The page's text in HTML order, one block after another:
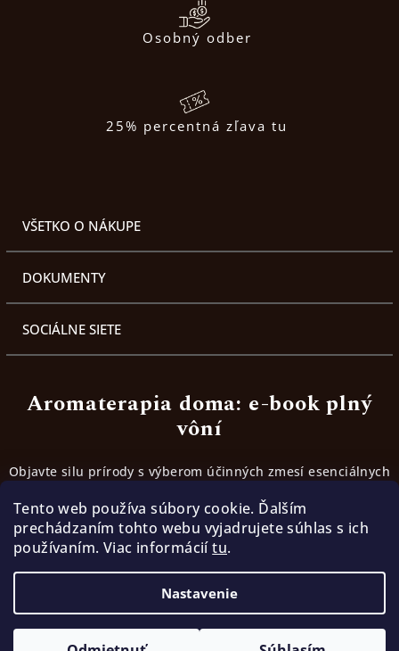
Tento web používa súbory cookie. Ďalším
prechádzaním tohto webu vyjadrujete súhlas s ich
používaním. Viac informáciítu.
Nastavenie
Osobný odber
25% percentná zľava tu
VŠETKO O NÁKUPE
DOKUMENTY
SOCIÁLNE SIETE
Aromaterapia doma: e-book plný
vôní
Objavte silu prírody s výberom účinných zmesí esenciálnych
Stiahnúť ebook
Copyright 2026TerraMia | Cesta k slobode. Všetky
práva vyhradené.